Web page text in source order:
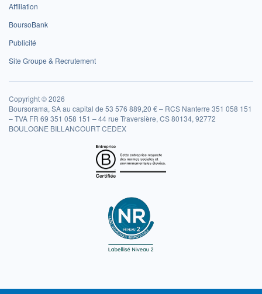
Affiliation
BoursoBank
Publicité
Site Groupe & Recrutement
Copyright © 2026
Boursorama, SA au capital de 53 576 889,20 € – RCS Nanterre 351 058 151
– TVA FR 69 351 058 151 – 44 rue Traversière, CS 80134, 92772
BOULOGNE BILLANCOURT CEDEX